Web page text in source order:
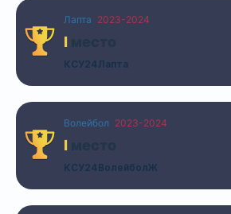
Лапта 2023-2024
I
КСУ24Лапта
Волейбол 2023-2024
I
КСУ24ВолейболЖ